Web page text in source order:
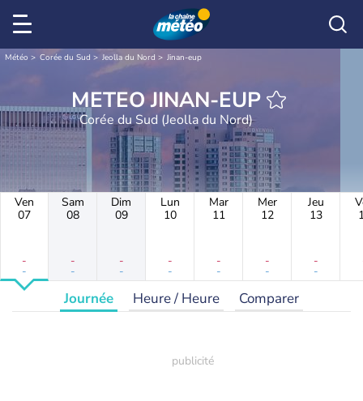
Météo Corée du Sud Jeolla du Nord Jinan-eup
METEO JINAN-EUP
Corée du Sud (Jeolla du Nord)
Ven
07
-
-
Sam
08
-
-
Dim
09
-
-
Lun
10
-
-
Mar
11
-
-
Mer
12
-
-
Jeu
13
-
-
Journée Heure / Heure Comparer